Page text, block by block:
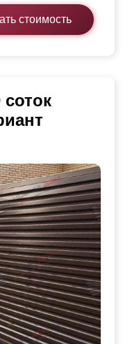
стоимость